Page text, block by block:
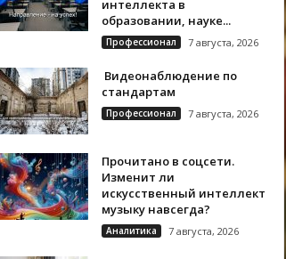
интеллекта в
образовании, науке...
Профессионал 7 августа, 2026
Видеонаблюдение по
стандартам
Профессионал 7 августа, 2026
Прочитано в соцсети.
Изменит ли
искусственный интеллект
музыку навсегда?
Аналитика 7 августа, 2026